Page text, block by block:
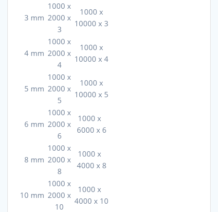
3 mm
1000 x
2000 x
3
1000 x
10000 x 3
4 mm
1000 x
2000 x
4
1000 x
10000 x 4
5 mm
1000 x
2000 x
5
1000 x
10000 x 5
6 mm
1000 x
2000 x
6
1000 x
6000 x 6
8 mm
1000 x
2000 x
8
1000 x
4000 x 8
10 mm
1000 x
2000 x
10
1000 x
4000 x 10